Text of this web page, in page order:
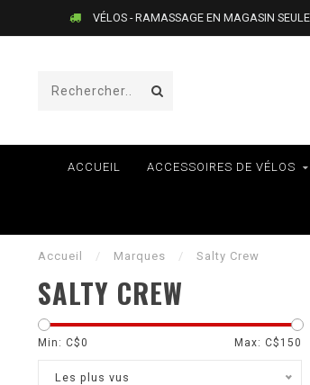
LIVRAISON AU QUÉBEC SEULEMENT
ACCUEIL ACCESSOIRES DE VÉLOS
Accueil / Marques / Salty Crew
SALTY CREW
Min: C$0 Max: C$ 150
Les plus vus